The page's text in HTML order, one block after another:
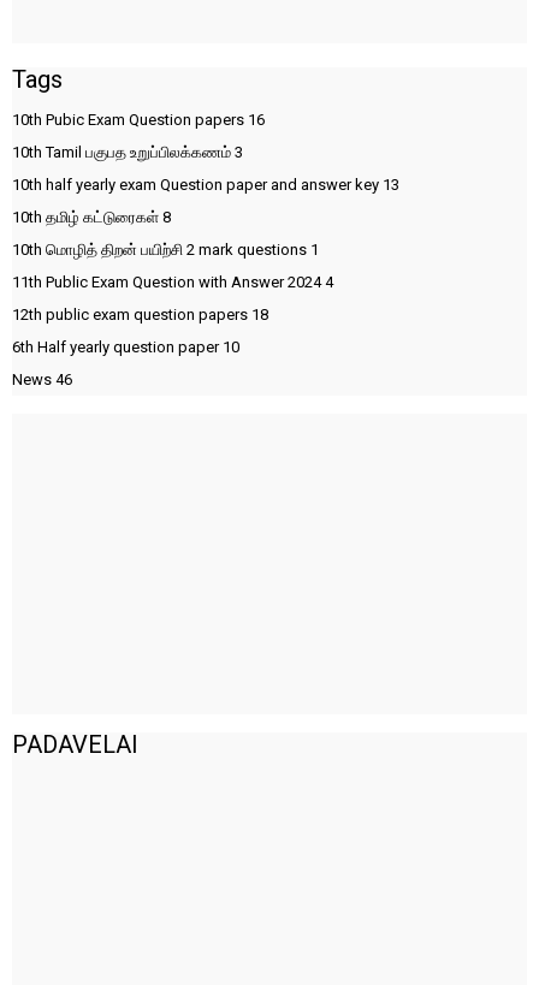
Tags
10th Pubic Exam Question papers 16
10th Tamil பகுபத உறுப்பிலக்கணம் 3
10th half yearly exam Question paper and answer key 13
10th தமிழ் கட்டுரைகள் 8
10th மொழித் திறன் பயிற்சி 2 mark questions 1
11th Public Exam Question with Answer 20244
12th public exam question papers 18
6th Half yearly question paper 10
News 46
PADAVELAI